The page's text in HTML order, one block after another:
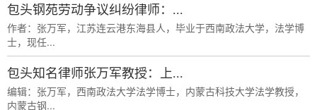
包头钢苑劳动争议纠纷律师：...
作者：张万军，江苏连云港东海县人，毕业于西南政法大学，法学博
士，现任...
包头知名律师张万军教授：上...
编辑：张万军，西南政法大学法学博士，内蒙古科技大学法学教授，
内蒙古钢...